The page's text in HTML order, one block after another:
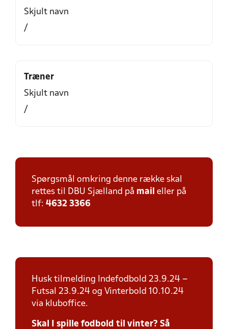
Skjult navn
/
Træner
Skjult navn
/
Spørgsmål omkring denne række skal
rettes til DBU Sjælland på mail eller på
tlf: 4632 3366
Husk tilmelding Indefodbold 23.9.24 –
Futsal 23.9.24 og Vinterbold 10.10.24
via kluboffice.
Skal I spille fodbold til vinter? Så